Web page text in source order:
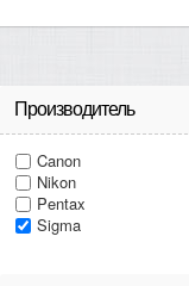
Производитель
Canon
Nikon
Pentax
Sigma